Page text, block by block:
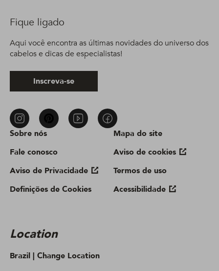
Sobre nós
Fale conosco
Aviso de Privacidade
Definições de Cookies
Mapa do site
Aviso de cookies
Termos de uso
Acessibilidade
Location
Brazil | Change Location
Fique ligado
Aqui você encontra as últimas novidades do universo dos
cabelos e dicas de especialistas!
Inscreva-se